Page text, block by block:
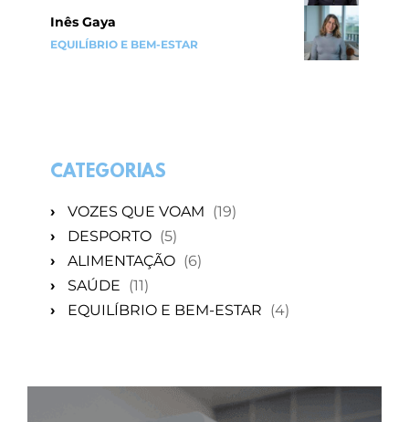
Inês Gaya
EQUILÍBRIO E BEM-ESTAR
CATEGORIAS
› VOZES QUE VOAM (19)
›
DESPORTO (5)
›
ALIMENTAÇÃO (6)
›
SAÚDE (11)
›
EQUILÍBRIO E BEM-ESTAR (4)